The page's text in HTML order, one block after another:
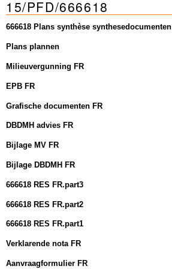
Sleutelwoorden
Stedenbouwkundige inlichtingen
15/PFD/666618
666618 Plans synthèse synthesedocumenten
Plans plannen
Milieuvergunning FR
EPB FR
Grafische documenten FR
DBDMH advies FR
Bijlage MV FR
Bijlage DBDMH FR
666618 RES FR.part3
666618 RES FR.part2
666618 RES FR.part1
Verklarende nota FR
Aanvraagformulier FR